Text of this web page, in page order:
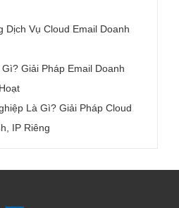
Dịch Vụ Cloud Email Doanh
Giải Pháp Email Doanh
Là Gì? Giải Pháp Cloud
IP Riêng